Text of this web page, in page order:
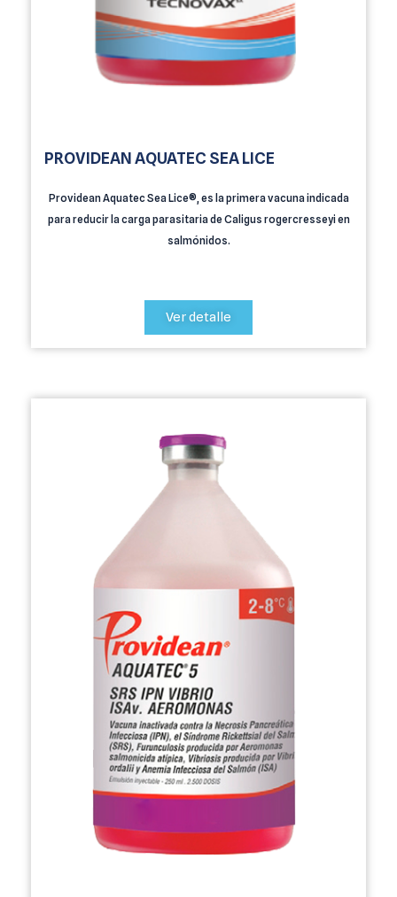
PROVIDEAN AQUATEC SEA LICE
Providean Aquatec Sea Lice®, es la primera vacuna indicada
para reducir la carga parasitaria de Caligus rogercresseyi en
salmónidos.
Ver detalle